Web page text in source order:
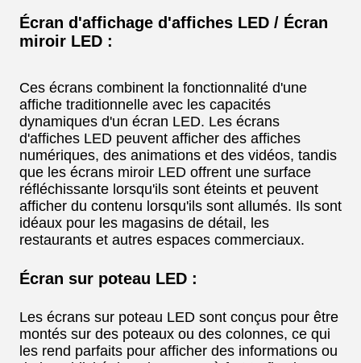
Écran d'affichage d'affiches LED / Écran
miroir LED :
Ces écrans combinent la fonctionnalité d'une
affiche traditionnelle avec les capacités
dynamiques d'un écran LED. Les écrans
d'affiches LED peuvent afficher des affiches
numériques, des animations et des vidéos, tandis
que les écrans miroir LED offrent une surface
réfléchissante lorsqu'ils sont éteints et peuvent
afficher du contenu lorsqu'ils sont allumés. Ils sont
idéaux pour les magasins de détail, les
restaurants et autres espaces commerciaux.
Écran sur poteau LED :
Les écrans sur poteau LED sont conçus pour être
montés sur des poteaux ou des colonnes, ce qui
les rend parfaits pour afficher des informations ou